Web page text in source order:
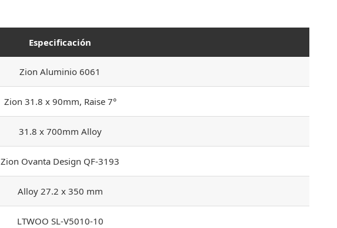
Especificación
Zion Aluminio 6061
Zion 31.8 x 90mm, Raise 7°
31.8 x 700mm Alloy
Zion Ovanta Design QF-3193
Alloy 27.2 x 350 mm
LTWOO SL-V5010-10